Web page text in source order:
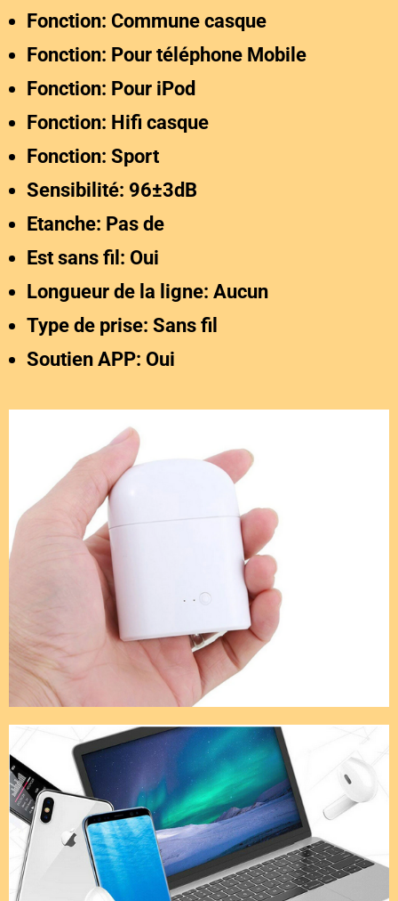
Fonction: Commune casque
Fonction: Pour téléphone Mobile
Fonction: Pour iPod
Fonction: Hifi casque
Fonction: Sport
Sensibilité: 96±3dB
Etanche: Pas de
Est sans fil: Oui
Longueur de la ligne: Aucun
Type de prise: Sans fil
Soutien APP: Oui